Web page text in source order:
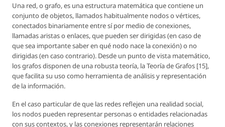
Una red, o grafo, es una estructura matemática que contiene un
conjunto de objetos, llamados habitualmente nodos o vértices,
conectados binariamente entre sí por medio de conexiones,
llamadas aristas o enlaces, que pueden ser dirigidas (en caso de
que sea importante saber en qué nodo nace la conexión) o no
dirigidas (en caso contrario). Desde un punto de vista matemático,
los grafos disponen de una robusta teoría, la Teoría de Grafos [15],
que facilita su uso como herramienta de análisis y representación
de la información.
En el caso particular de que las redes reflejen una realidad social,
los nodos pueden representar personas o entidades relacionadas
con sus contextos, y las conexiones representarán relaciones